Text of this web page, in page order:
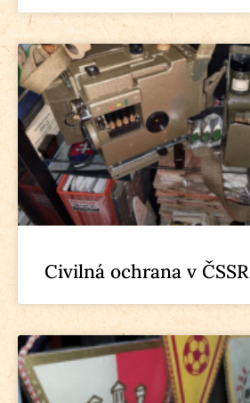
Civilná ochrana v ČSSR